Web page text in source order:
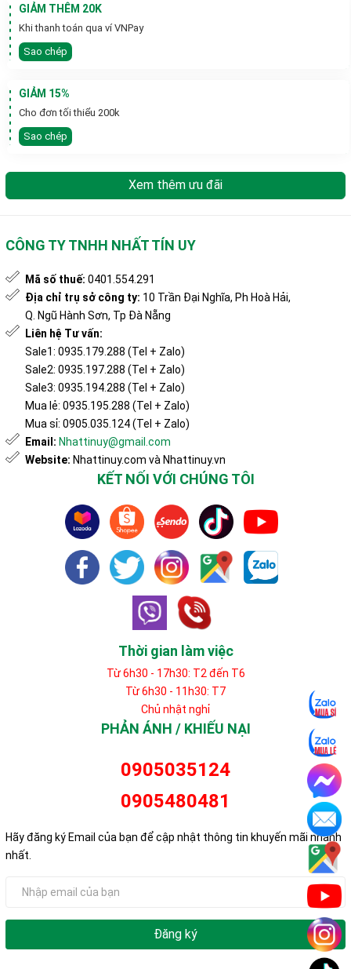
GIẢM THÊM 20K
Khi thanh toán qua ví VNPay
Sao chép
GIẢM 15%
Cho đơn tối thiểu 200k
Sao chép
Xem thêm ưu đãi
CÔNG TY TNHH NHẤT TÍN UY
Mã số thuế: 0401.554.291
Địa chỉ trụ sở công ty: 10 Trần Đại Nghĩa, Ph Hoà Hải,
Q. Ngũ Hành Sơn, Tp Đà Nẵng
Liên hệ Tư vấn:
Sale1: 0935.179.288 (Tel + Zalo)
Sale2: 0935.197.288 (Tel + Zalo)
Sale3: 0935.194.288 (Tel + Zalo)
Mua lẻ: 0935.195.288 (Tel + Zalo)
Mua sỉ: 0905.035.124 (Tel + Zalo)
Email: Nhattinuy@gmail.com
Website: Nhattinuy.com và Nhattinuy.vn
KẾT NỐI VỚI CHÚNG TÔI
Thời gian làm việc
Từ 6h30 - 17h30: T2 đến T6
Từ 6h30 - 11h30: T7
Chủ nhật nghỉ
PHẢN ÁNH / KHIẾU NẠI
0905035124
0905480481
Hãy đăng ký Email của bạn để cập nhật thông tin khuyến mãi nhanh
nhất.
Đăng ký